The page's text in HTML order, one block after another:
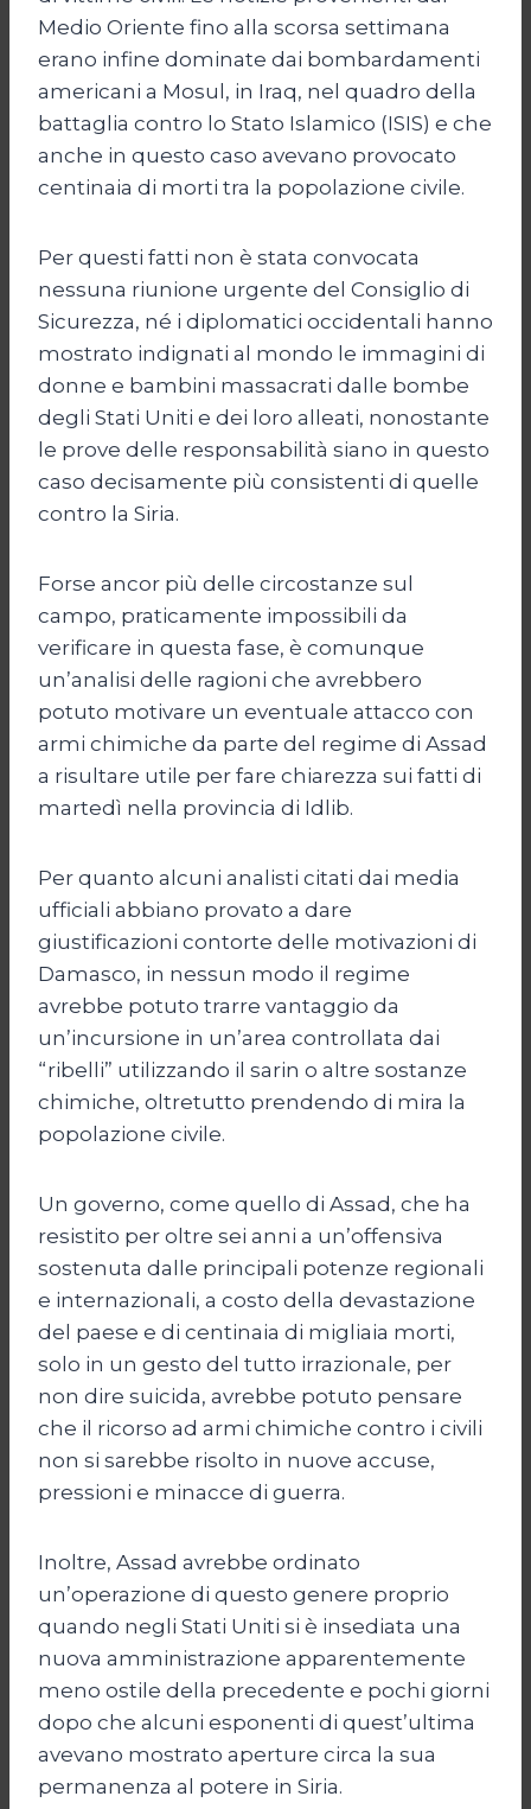
Medio Oriente fino alla scorsa settimana
erano infine dominate dai bombardamenti
americani a Mosul, in Iraq, nel quadro della
battaglia contro lo Stato Islamico (ISIS) e che
anche in questo caso avevano provocato
centinaia di morti tra la popolazione civile.
Per questi fatti non è stata convocata
nessuna riunione urgente del Consiglio di
Sicurezza, né i diplomatici occidentali hanno
mostrato indignati al mondo le immagini di
donne e bambini massacrati dalle bombe
degli Stati Uniti e dei loro alleati, nonostante
le prove delle responsabilità siano in questo
caso decisamente più consistenti di quelle
contro la Siria.
Forse ancor più delle circostanze sul
campo, praticamente impossibili da
verificare in questa fase, è comunque
un’analisi delle ragioni che avrebbero
potuto motivare un eventuale attacco con
armi chimiche da parte del regime di Assad
a risultare utile per fare chiarezza sui fatti di
martedì nella provincia di Idlib.
Per quanto alcuni analisti citati dai media
ufficiali abbiano provato a dare
giustificazioni contorte delle motivazioni di
Damasco, in nessun modo il regime
avrebbe potuto trarre vantaggio da
un’incursione in un’area controllata dai
“ribelli” utilizzando il sarin o altre sostanze
chimiche, oltretutto prendendo di mira la
popolazione civile.
Un governo, come quello di Assad, che ha
resistito per oltre sei anni a un’offensiva
sostenuta dalle principali potenze regionali
e internazionali, a costo della devastazione
del paese e di centinaia di migliaia morti,
solo in un gesto del tutto irrazionale, per
non dire suicida, avrebbe potuto pensare
che il ricorso ad armi chimiche contro i civili
non si sarebbe risolto in nuove accuse,
pressioni e minacce di guerra.
Inoltre, Assad avrebbe ordinato
un’operazione di questo genere proprio
quando negli Stati Uniti si è insediata una
nuova amministrazione apparentemente
meno ostile della precedente e pochi giorni
dopo che alcuni esponenti di quest’ultima
avevano mostrato aperture circa la sua
permanenza al potere in Siria.